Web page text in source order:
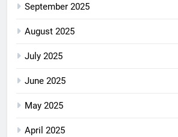
September 2025
August 2025
July 2025
June 2025
May 2025
April 2025